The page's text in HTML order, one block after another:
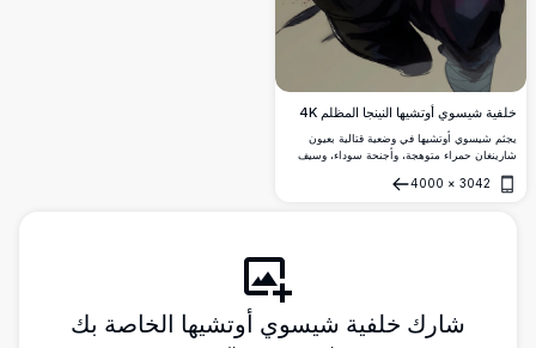
خلفية شيسوي أوتشيها النينجا المظلم 4K
يجثم شيسوي أوتشيها في وضعية قتالية بعيون
شارينغان حمراء متوهجة، وأجنحة سوداء، وسيف
الدماء لوحة فنية أنمي مكثفة بدقة عالية.
3042
×
4000
فتح
شارك خلفية شيسوي أوتشيها الخاصة بك